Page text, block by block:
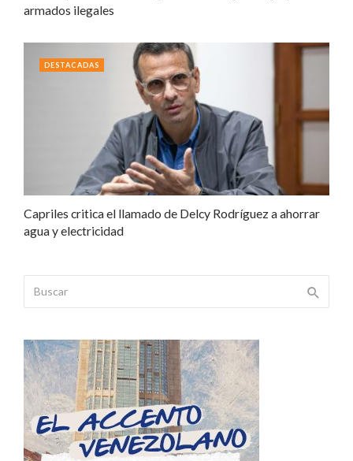
armados ilegales
Capriles critica el llamado de Delcy Rodríguez a ahorrar
agua y electricidad
DESTACADAS